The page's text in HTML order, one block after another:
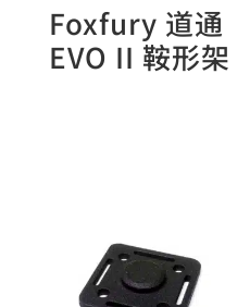
Foxfury 道通
EVO II 鞍形架